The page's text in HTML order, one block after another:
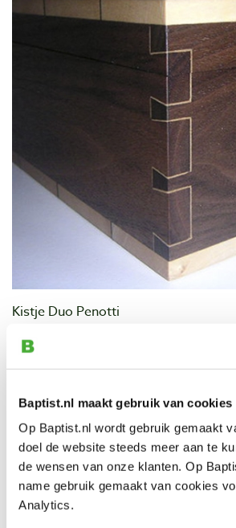
Baptist.nl maakt gebruik van cookies
Op Baptist.nl wordt gebruik gemaakt
doel de website steeds meer aan te
de wensen van onze klanten. Op
name gebruik gemaakt van cookies
Analytics.
Kistje Duo Penotti
Deksel en onderkant
: esdoorn met
maple)
Walnut)
Frame: Amerikaans noten (Black
De zwaluwstaarten zijn bekleed met
Scharnieren: Brusso stopscharnieren
Afmetingen: 18x18x10 cm
Dikte massieve delen